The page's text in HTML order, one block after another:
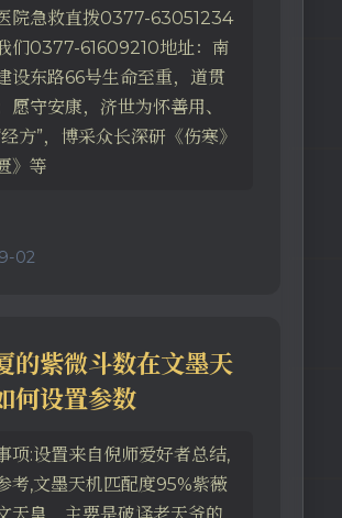
院急救直拨0377-63051234
们0377-61609210地址：南
设东路66号生命至重，道贯
愿守安康，济世为怀善用、
方”，博采众长深研《伤寒》
》等
02
的紫微斗数在文墨天
何设置参数
项:设置来自倪师爱好者总结,
考,文墨天机匹配度95%紫薇